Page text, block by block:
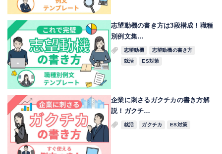
志望動機の書き方は3段構成！職種
別例文集…
志望動機
志望動機の書き方
就活
ES対策
企業に刺さるガクチカの書き方解
説！ガクチ…
就活 ガクチカ ES対策